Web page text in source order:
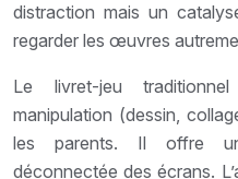
distraction mais un
regarder les œuvres
Le livret-jeu
manipulation (dessin,
les parents. Il offre
déconnectée des écrans.